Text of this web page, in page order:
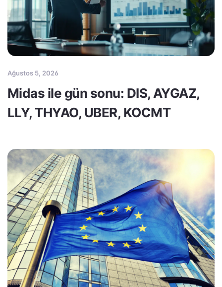
Ağustos 5, 2026
Midas ile gün sonu: DIS, AYGAZ,
LLY, THYAO, UBER, KOCMT